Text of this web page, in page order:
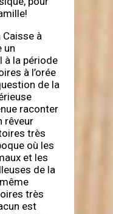
Caisse à
un
à la période
à l’orée
de la
raconter
rêveur
très
où les
et les
de la
très
est